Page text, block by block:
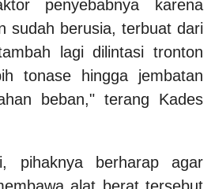
penyebabnya karena
sudah berusia, terbuat dari
lagi dilintasi tronton
tonase hingga jembatan
beban," terang Kades
pihaknya berharap agar